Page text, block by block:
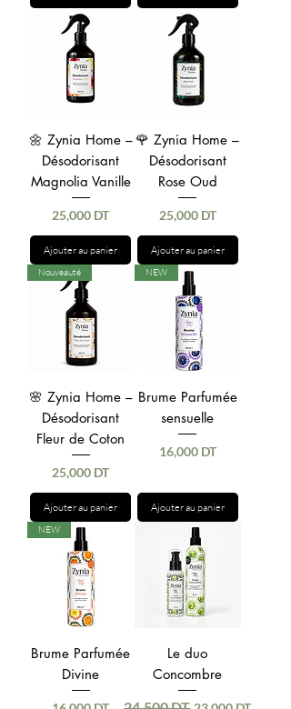
🌼 Zynia Home –
Désodorisant
Magnolia Vanille
Prix
25,000 DT
Ajouter au panier
🌹 Zynia Home –
Désodorisant
Rose Oud
Prix
25,000 DT
Ajouter au panier
Nouveauté
🌸 Zynia Home –
Désodorisant
Fleur de Coton
Prix
25,000 DT
Ajouter au panier
NEW
Brume Parfumée
sensuelle
Prix
16,000 DT
Ajouter au panier
NEW
Brume Parfumée
Divine
Le duo
Concombre